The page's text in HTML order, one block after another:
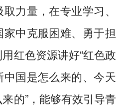
力量，在专业学习、
中克服困难、勇于担
红色资源讲好“红色政
国是怎么来的、今天
的”，能够有效引导青